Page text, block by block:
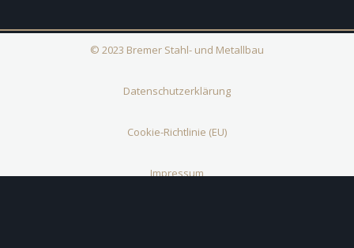
© 2023 Bremer Stahl- und Metallbau
Datenschutzerklärung
Cookie-Richtlinie (EU)
Impressum